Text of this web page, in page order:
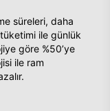
süreleri, daha
ile günlük
göre %50’ye
ile ram